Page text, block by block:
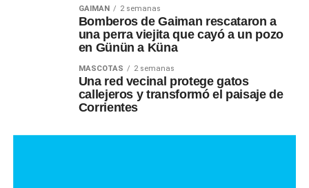
GAIMAN 2 semanas
Bomberos de Gaiman rescataron a
una perra viejita que cayó a un pozo
en Günün a Küna
MASCOTAS 2 semanas
Una red vecinal protege gatos
callejeros y transformó el paisaje de
Corrientes